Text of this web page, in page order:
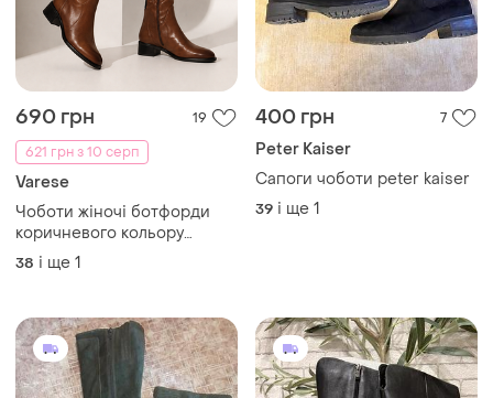
690 грн
19
621 грн з 10 серп
Varese
Чоботи жіночі ботфорди
коричневого кольору
шкіряні від бренду varese
38 і ще 1
400 грн 7
Peter Kaiser
Сапоги чоботи peter kaiser
39 і ще 1